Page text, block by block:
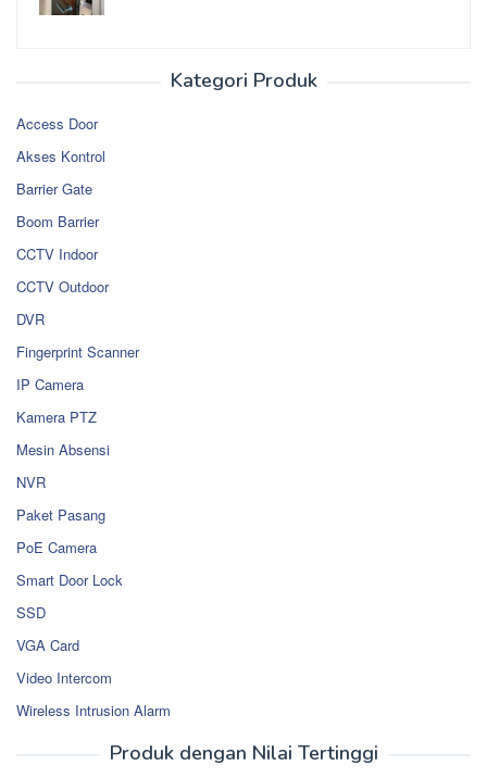
Kategori Produk
Access Door
Akses Kontrol
Barrier Gate
Boom Barrier
CCTV Indoor
CCTV Outdoor
DVR
Fingerprint Scanner
IP Camera
Kamera PTZ
Mesin Absensi
NVR
Paket Pasang
PoE Camera
Smart Door Lock
SSD
VGA Card
Video Intercom
Wireless Intrusion Alarm
Produk dengan Nilai Tertinggi